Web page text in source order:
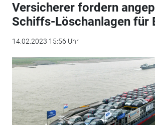
Versicherer fordern
Schiffs-Löschanlagen für
14.02.2023 15:56 Uhr